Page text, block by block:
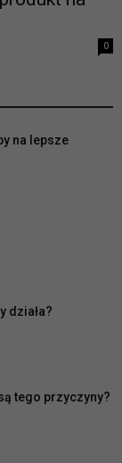
0
na lepsze
działa?
tego przyczyny?